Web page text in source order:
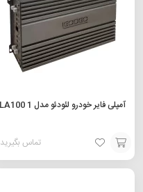
آمپلی فایر خودرو لئودئو مدل LA100 1
تماس بگیرید
افزودن